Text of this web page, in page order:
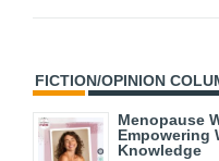
FICTION/OPINION
Menopause
Empowering
Knowledge